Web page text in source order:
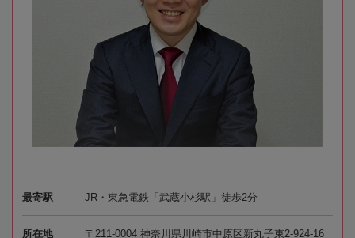
最寄駅 JR・東急電鉄「武蔵小杉駅」徒歩2分
所在地 〒211-0004 神奈川県川崎市中原区新丸子東2-924-16